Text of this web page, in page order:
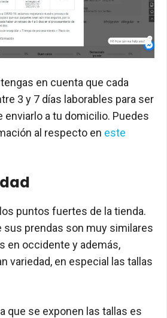
en cuenta que cada
3 y 7 días laborables para ser
enviarlo a tu domicilio. Puedes
al respecto en este
puntos fuertes de la tienda.
sus prendas son muy similares
en occidente y además,
variedad, en especial las tallas
que se exponen las tallas es